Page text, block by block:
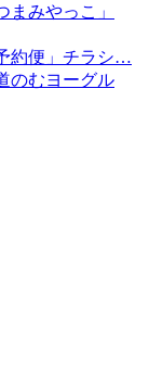
みやっこ」
約便」チラシ…
のむヨーグル